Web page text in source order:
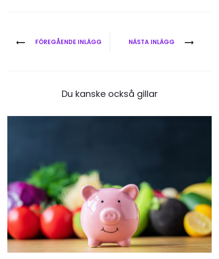
Inläggsnavigering
FÖREGÅENDE INLÄGG NÄSTA INLÄGG
Du kanske också gillar